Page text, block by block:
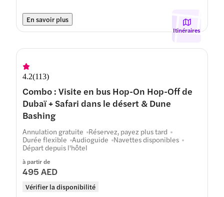
En savoir plus
Itinéraires
4.2(113)
Combo : Visite en bus Hop-On Hop-Off de
Dubaï + Safari dans le désert & Dune
Bashing
à partir de
495 AED
Vérifier la disponibilité
Annulation gratuite Réservez, payez plus tard
Durée flexible Audioguide Navettes disponibles
Départ depuis l'hôtel